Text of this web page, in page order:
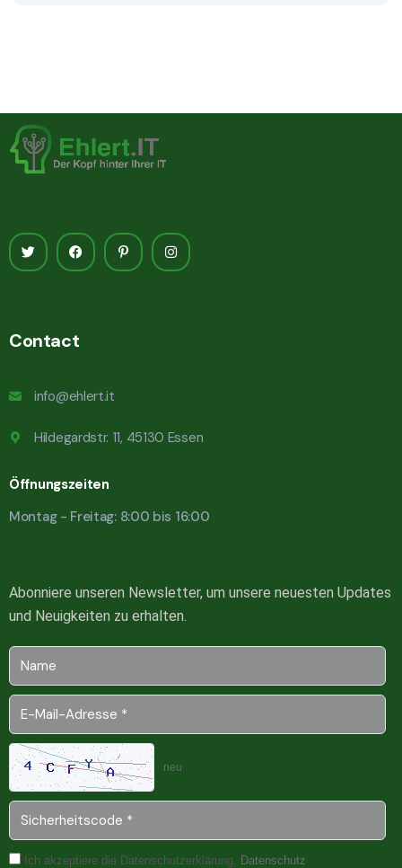
Contact
info@ehlert.it
Hildegardstr. 11, 45130 Essen
Öffnungszeiten
Montag - Freitag: 8:00 bis 16:00
Abonniere unseren Newsletter, um unsere neuesten Updates
und Neuigkeiten zu erhalten.
neu
Ich akzeptiere die Datenschutzerklärung. Datenschutz